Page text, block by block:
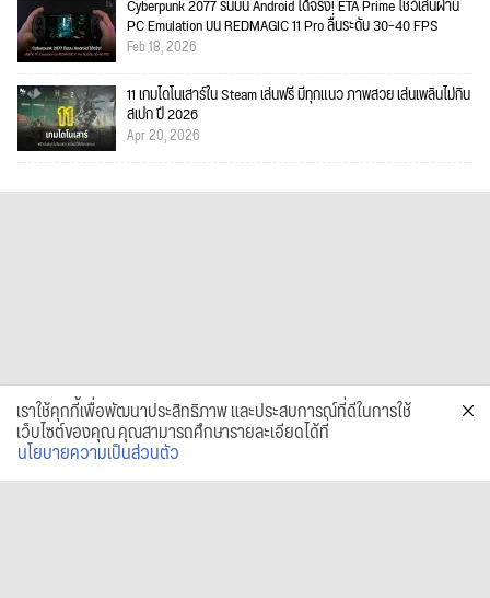
Cyberpunk 2077 รันบน Android ได้จริง! ETA Prime โชว์เล่นผ่าน
PC Emulation บน REDMAGIC 11 Pro ลื่นระดับ 30–40 FPS
Feb 18, 2026
11 เกมไดโนเสาร์ใน Steam เล่นฟรี มีทุกแนว ภาพสวย เล่นเพลินไม่กิน
สเปก ปี 2026
Apr 20, 2026
เราใช้คุกกี้เพื่อพัฒนาประสิทธิภาพ และประสบการณ์ที่ดีในการใช้
เว็บไซต์ของคุณ คุณสามารถศึกษารายละเอียดได้ที่
นโยบายความเป็นส่วนตัว